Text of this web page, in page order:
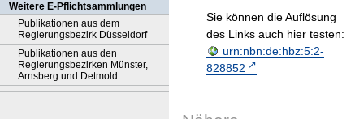
Weitere E-Pflichtsammlungen
Publikationen aus dem
Regierungsbezirk Düsseldorf
Publikationen aus den
Regierungsbezirken Münster,
Arnsberg und Detmold
Sie können die Auflösung
des Links auch hier testen:
urn:nbn:de:hbz:5:2-
828852